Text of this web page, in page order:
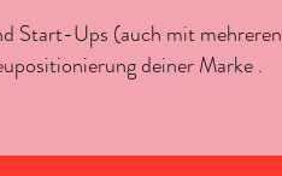
Start-Ups (auch mit mehreren
deiner Marke .